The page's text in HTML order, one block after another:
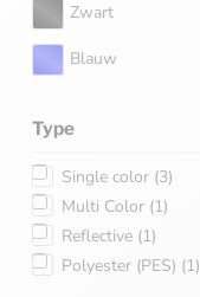
Zwart
Blauw
Type
Single color (3)
Multi Color (1)
Reflective (1)
Polyester (PES) (1)